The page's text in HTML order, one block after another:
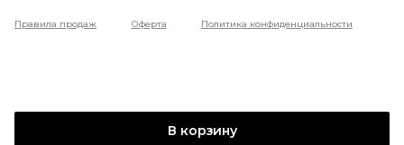
В корзину
Правила продаж Оферта Политика конфиденциальности